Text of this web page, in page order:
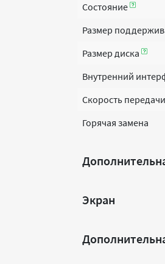
Состояние
Размер
Размер диска
Внутренний
Скорость передачи
Горячая замена
Экран